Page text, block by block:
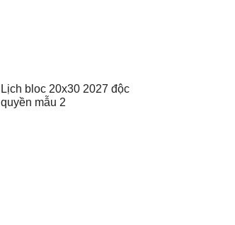
Lịch bloc 20x30 2027 độc
quyền mẫu 2